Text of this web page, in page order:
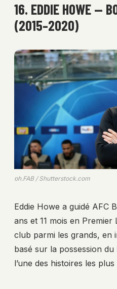
16. EDDIE HOWE —
(2015–2020)
ph.FAB / Shutterstock.com
Eddie Howe a guidé AFC
ans et 11 mois en
club parmi les grands, en
basé sur la possession
l’une des histoires les